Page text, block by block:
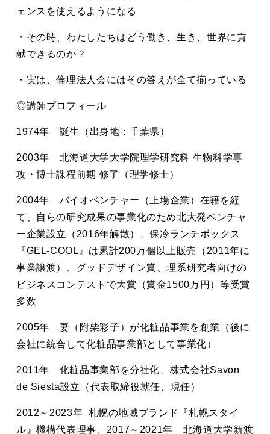
ェンスを使えるようになる
・その時、わたしたちはどう働き、生き、世界に貢
献できるのか？
・実は、倫理法人会にはその答えが全て揃っている
◎講師プロフィール
1974年 誕生（出身地：千葉県）
2003年 北海道大学大学院理学研究科 生物科学専
攻・博士課程前期 修了（理学修士）
2004年 バイオベンチャー（上場企業）在籍を経
て、自らの研究成果の事業化のため北大発ベンチャ
ー企業設立（2016年解散）、保冷ランチボックス
『GEL-COOL』は累計200万個以上販売（2011年に
事業譲渡）、グッドデザイン賞、理系研究者向けの
ビジネスコンテストで大賞（賞金1500万円）等受賞
多数
2005年 妻（附柴彩子）が化粧品事業を創業（後に
会社に統合して化粧品事業部として事業化）
2011年 化粧品事業部を分社化、株式会社Savon
de Siesta設立（代表取締役就任、現任）
2012～2023年 札幌の地域ブランド『札幌スタイ
ル』機構代表理事、2017～2021年 北海道大学新渡